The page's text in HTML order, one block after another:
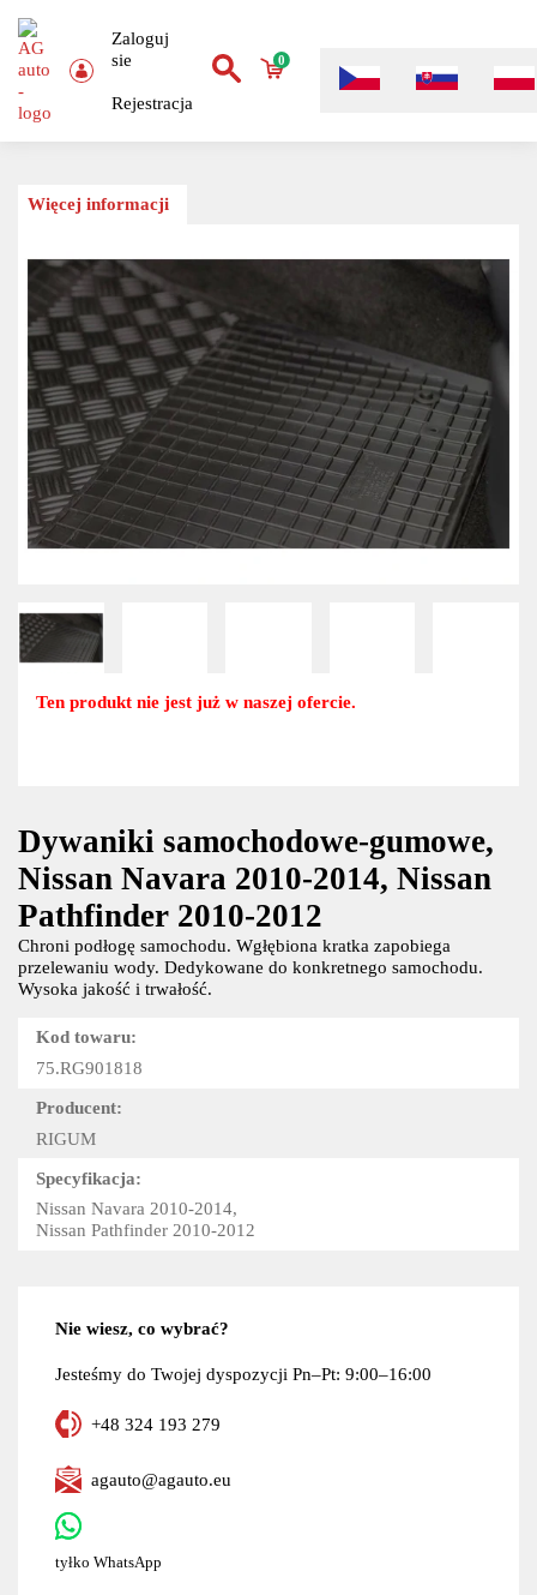
Zaloguj
sie
Rejestracja
0
Więcej informacji
Dywaniki samochodowe-gumowe,
Nissan Navara 2010-2014, Nissan
Pathfinder 2010-2012
Chroni podłogę samochodu. Wgłębiona kratka zapobiega
przelewaniu wody. Dedykowane do konkretnego samochodu.
Wysoka jakość i trwałość.
Kod towaru:
75.RG901818
Producent:
RIGUM
Specyfikacja:
Nissan Navara 2010-2014,
Nissan Pathfinder 2010-2012
Ten produkt nie jest już w naszej ofercie.
Nie wiesz, co wybrać?
Jesteśmy do Twojej dyspozycji Pn–Pt: 9:00–16:00
+48 324 193 279
agauto@agauto.eu
tyłko WhatsApp